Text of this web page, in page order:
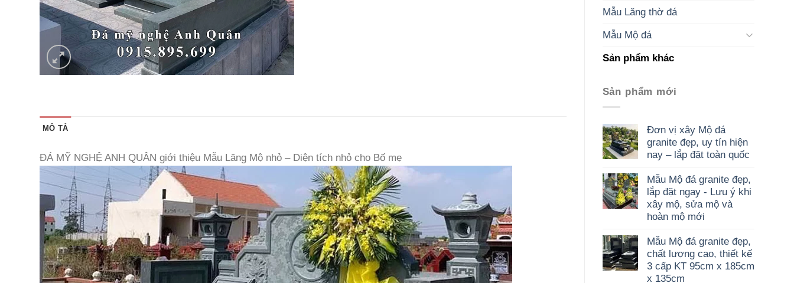
Mẫu Lăng thờ đá
Mẫu Mộ đá
Sản phẩm khác
Sản phẩm mới
Đơn vị xây Mộ đá
granite đẹp, uy tín hiện
nay – lắp đặt toàn quốc
Mẫu Mộ đá granite đẹp,
lắp đặt ngay - Lưu ý khi
xây mộ, sửa mộ và
hoàn mộ mới
Mẫu Mộ đá granite đẹp,
chất lượng cao, thiết kế
3 cấp KT 95cm x 185cm
x 135cm
MÔ TẢ
ĐÁ MỸ NGHỆ ANH QUÂN giới thiệu Mẫu Lăng Mộ nhỏ – Diện tích nhỏ cho Bố mẹ